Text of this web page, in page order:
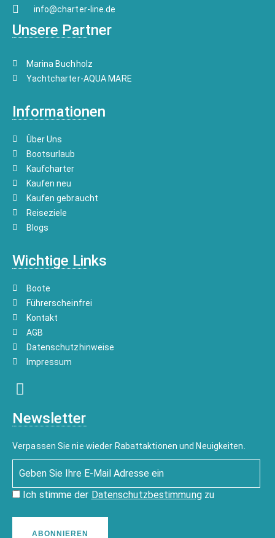
info@charter-line.de
Unsere Partner
Marina Buchholz
Yachtcharter-AQUA MARE
Informationen
Über Uns
Bootsurlaub
Kaufcharter
Kaufen neu
Kaufen gebraucht
Reiseziele
Blogs
Wichtige Links
Boote
Führerscheinfrei
Kontakt
AGB
Datenschutzhinweise
Impressum
Newsletter
Verpassen Sie nie wieder Rabattaktionen und Neuigkeiten.
Ich stimme der Datenschutzbestimmungzu
ABONNIEREN